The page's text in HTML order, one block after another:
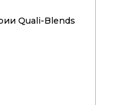
Quali-Blends